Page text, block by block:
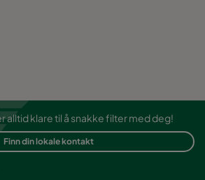
alltid klare til å snakke filter med deg!
Finn din lokale kontakt